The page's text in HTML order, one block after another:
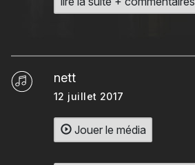
nett
12 juillet 2017
Jouer le média